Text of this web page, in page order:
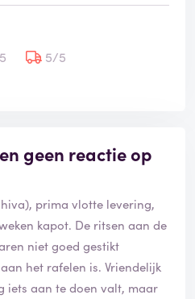
5/5
geen reactie op
prima vlotte levering,
kapot. De ritsen aan de
niet goed gestikt
het rafelen is. Vriendelijk
iets aan te doen valt, maar